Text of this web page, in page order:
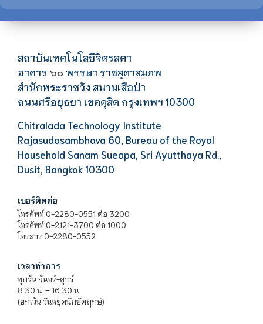
สถาบันเทคโนโลยีจิตรลดา
อาคาร ๖๐ พรรษา ราชสุดาสมภพ
สำนักพระราชวัง สนามเสือป่า
ถนนศรีอยุธยา เขตดุสิต กรุงเทพฯ 10300
Chitralada Technology Institute
Rajasudasambhava 60, Bureau of the Royal
Household Sanam Sueapa, Sri Ayutthaya Rd.,
Dusit, Bangkok 10300
เบอร์ติดต่อ
โทรศัพท์ 0-2280-0551 ต่อ 3200
โทรศัพท์ 0-2121-3700 ต่อ 1000
โทรสาร 0-2280-0552
เวลาทำการ
ทุกวัน จันทร์-ศุกร์
8.30 น. – 16.30 น.
(ยกเว้น วันหยุดนักขัตฤกษ์)